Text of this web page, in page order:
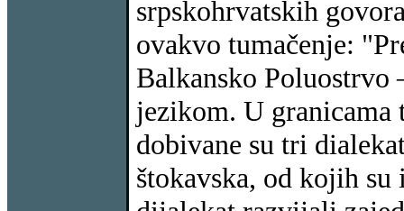
srpskohrvatskih
ovakvo tumačenje:
Balkansko
jezikom. U granicama
dobivane su tri
štokavska, od kojih